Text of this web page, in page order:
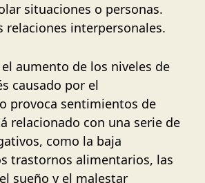
situaciones o personas.
relaciones interpersonales.
aumento de los niveles de
causado por el
provoca sentimientos de
relacionado con una serie de
como la baja
trastornos alimentarios, las
sueño y el malestar